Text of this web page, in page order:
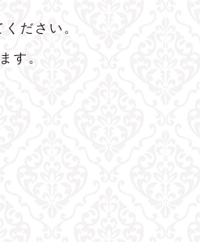
ださい。
す。